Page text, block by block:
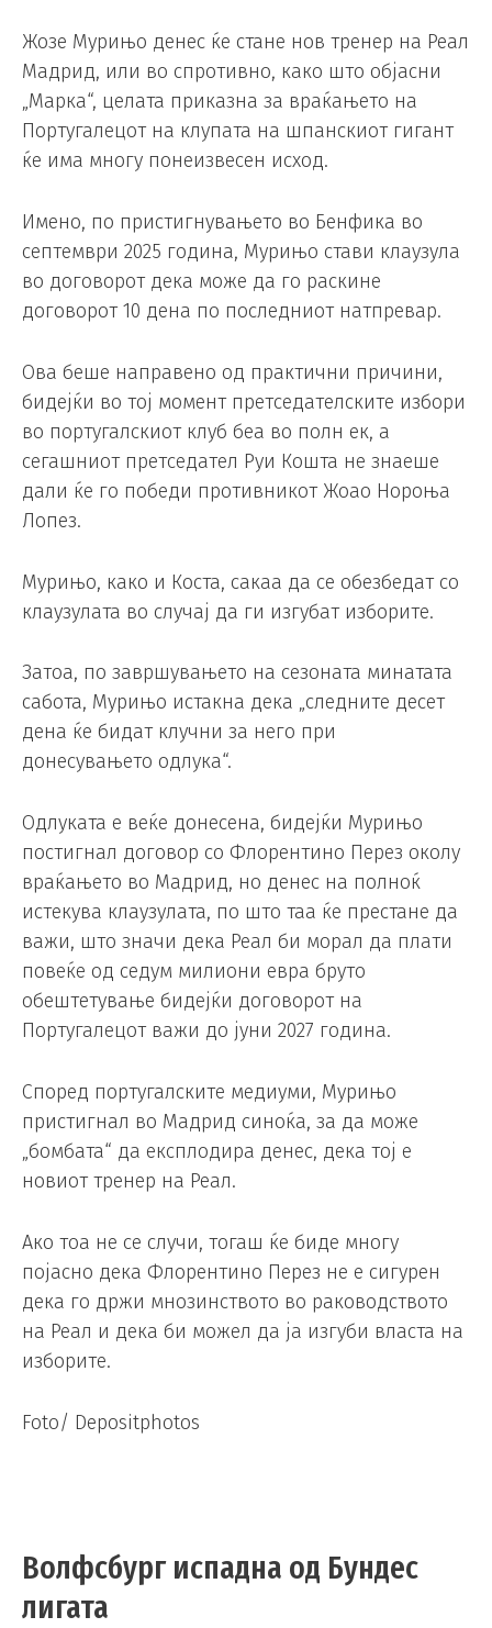
Жозе Мурињо денес ќе стане нов тренер на Реал
Мадрид, или во спротивно, како што објасни
„Марка“, целата приказна за враќањето на
Португалецот на клупата на шпанскиот гигант
ќе има многу понеизвесен исход.
Имено, по пристигнувањето во Бенфика во
септември 2025 година, Мурињо стави клаузула
во договорот дека може да го раскине
договорот 10 дена по последниот натпревар.
Ова беше направено од практични причини,
бидејќи во тој момент претседателските избори
во португалскиот клуб беа во полн ек, а
сегашниот претседател Руи Кошта не знаеше
дали ќе го победи противникот Жоао Нороња
Лопез.
Мурињо, како и Коста, сакаа да се обезбедат со
клаузулата во случај да ги изгубат изборите.
Затоа, по завршувањето на сезоната минатата
сабота, Мурињо истакна дека „следните десет
дена ќе бидат клучни за него при
донесувањето одлука“.
Одлуката е веќе донесена, бидејќи Мурињо
постигнал договор со Флорентино Перез околу
враќањето во Мадрид, но денес на полноќ
истекува клаузулата, по што таа ќе престане да
важи, што значи дека Реал би морал да плати
повеќе од седум милиони евра бруто
обештетување бидејќи договорот на
Португалецот важи до јуни 2027 година.
Според португалските медиуми, Мурињо
пристигнал во Мадрид синоќа, за да може
„бомбата“ да експлодира денес, дека тој е
новиот тренер на Реал.
Ако тоа не се случи, тогаш ќе биде многу
појасно дека Флорентино Перез не е сигурен
дека го држи мнозинството во раководството
на Реал и дека би можел да ја изгуби власта на
изборите.
Foto/ Depositphotos
Волфсбург испадна од Бундес
лигата